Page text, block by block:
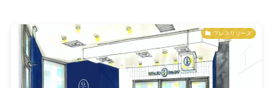
プレスリリース